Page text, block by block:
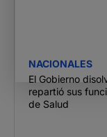
NACIONALES
El Gobierno
repartió sus
de Salud